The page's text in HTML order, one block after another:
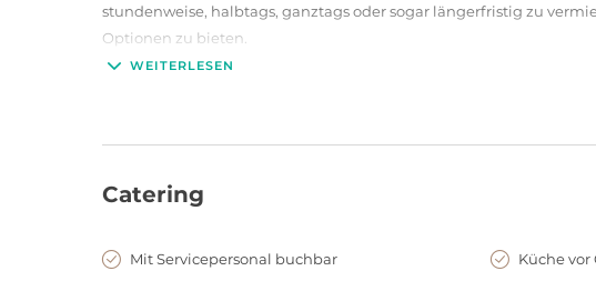
stundenweise, halbtags, ganztags oder sogar längerfristig zu
Optionen zu bieten.
WEITERLESEN
Catering
Mit Servicepersonal buchbar Küche vor